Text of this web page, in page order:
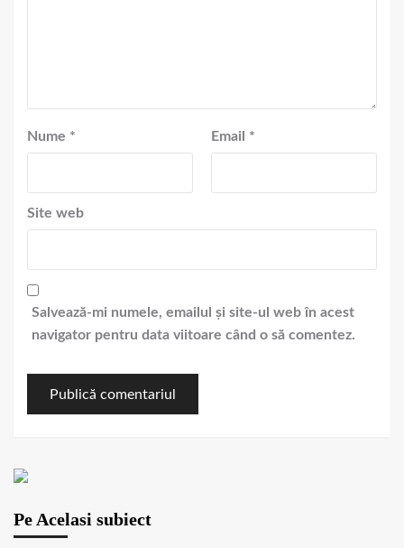
Nume * Email *
Site web
Salvează-mi numele, emailul și site-ul web în acest
navigator pentru data viitoare când o să comentez.
Pe Acelasi subiect